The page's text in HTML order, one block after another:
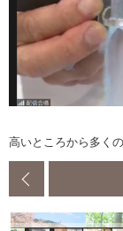
高いところから多く